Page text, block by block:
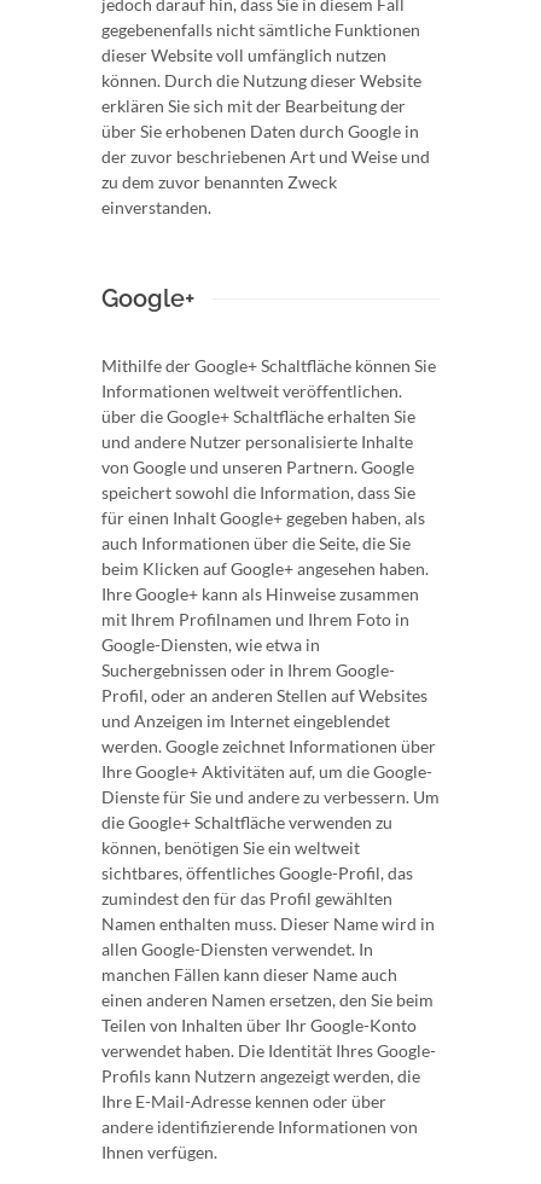
jedoch darauf hin, dass Sie in diesem Fall
gegebenenfalls nicht sämtliche Funktionen
dieser Website voll umfänglich nutzen
können. Durch die Nutzung dieser Website
erklären Sie sich mit der Bearbeitung der
über Sie erhobenen Daten durch Google in
der zuvor beschriebenen Art und Weise und
zu dem zuvor benannten Zweck
einverstanden.
Google+
Mithilfe der Google+ Schaltfläche können Sie
Informationen weltweit veröffentlichen.
über die Google+ Schaltfläche erhalten Sie
und andere Nutzer personalisierte Inhalte
von Google und unseren Partnern. Google
speichert sowohl die Information, dass Sie
für einen Inhalt Google+ gegeben haben, als
auch Informationen über die Seite, die Sie
beim Klicken auf Google+ angesehen haben.
Ihre Google+ kann als Hinweise zusammen
mit Ihrem Profilnamen und Ihrem Foto in
Google-Diensten, wie etwa in
Suchergebnissen oder in Ihrem Google-
Profil, oder an anderen Stellen auf Websites
und Anzeigen im Internet eingeblendet
werden. Google zeichnet Informationen über
Ihre Google+ Aktivitäten auf, um die Google-
Dienste für Sie und andere zu verbessern. Um
die Google+ Schaltfläche verwenden zu
können, benötigen Sie ein weltweit
sichtbares, öffentliches Google-Profil, das
zumindest den für das Profil gewählten
Namen enthalten muss. Dieser Name wird in
allen Google-Diensten verwendet. In
manchen Fällen kann dieser Name auch
einen anderen Namen ersetzen, den Sie beim
Teilen von Inhalten über Ihr Google-Konto
verwendet haben. Die Identität Ihres Google-
Profils kann Nutzern angezeigt werden, die
Ihre E-Mail-Adresse kennen oder über
andere identifizierende Informationen von
Ihnen verfügen.